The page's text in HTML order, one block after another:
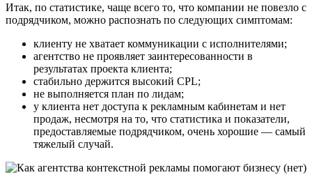
Итак, по статистике, чаще всего то, что компании не повезло с
подрядчиком, можно распознать по следующих симптомам:
клиенту не хватает коммуникации с исполнителями;
агентство не проявляет заинтересованности в
результатах проекта клиента;
стабильно держится высокий CPL;
не выполняется план по лидам;
у клиента нет доступа к рекламным кабинетам и нет
продаж, несмотря на то, что статистика и показатели,
предоставляемые подрядчиком, очень хорошие — самый
тяжелый случай.